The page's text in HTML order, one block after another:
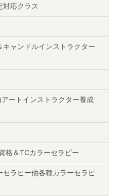
対応クラス
キャンドルインストラクター
ートインストラクター養成
格＆TCカラーセラピー
セラピー他各種カラーセラピ